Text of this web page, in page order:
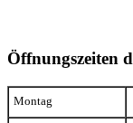
Öffnungszeiten
Montag